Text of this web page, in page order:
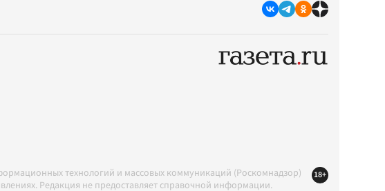
технологий и массовых коммуникаций (Роскомнадзор)
Редакция не предоставляет справочной информации.
18+